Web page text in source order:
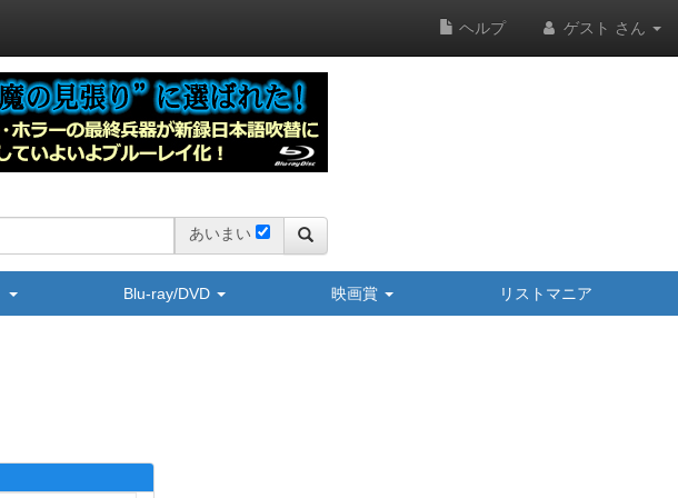
ヘルプ ゲスト さん
あいまい
Blu-ray/DVD 映画賞 リストマニア